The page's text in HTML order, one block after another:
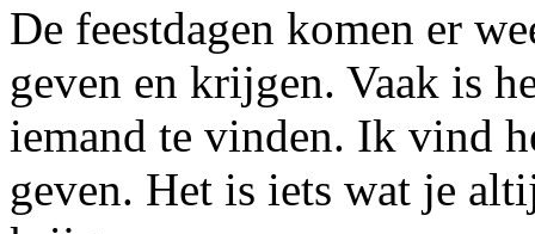
De feestdagen komen er
geven en krijgen. Vaak is
iemand te vinden. Ik vind
geven. Het is iets wat je